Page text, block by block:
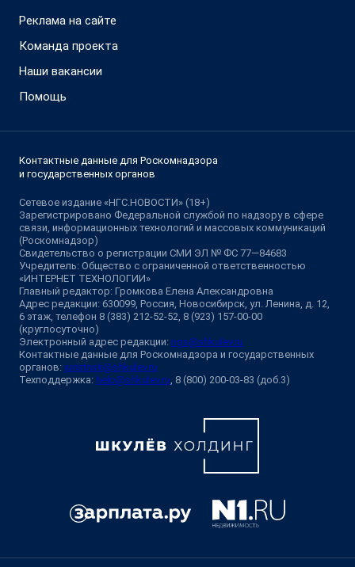
Реклама на сайте
Команда проекта
Наши вакансии
Помощь
Контактные данные для Роскомнадзора
и государственных органов
Сетевое издание «НГС.НОВОСТИ» (18+)
Зарегистрировано Федеральной службой по надзору в сфере
связи, информационных технологий и массовых коммуникаций
(Роскомнадзор)
Свидетельство о регистрации СМИ ЭЛ № ФС 77—84683
Учредитель: Общество с ограниченной ответственностью
«ИНТЕРНЕТ ТЕХНОЛОГИИ»
Главный редактор: Громкова Елена Александровна
Адрес редакции: 630099, Россия, Новосибирск, ул. Ленина, д. 12,
6 этаж, телефон 8 (383) 212-52-52, 8 (923) 157-00-00
(круглосуточно)
Электронный адрес редакции: ngs@shkulev.ru
Контактные данные для Роскомнадзора и государственных
органов: juristnsk@shkulev.ru
Техподдержка: help@shkulev.ru, 8 (800) 200-03-83 (доб.3)